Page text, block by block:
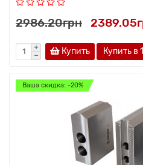
2986.20грн
Купить Купить в
Ваша скидка: -20%